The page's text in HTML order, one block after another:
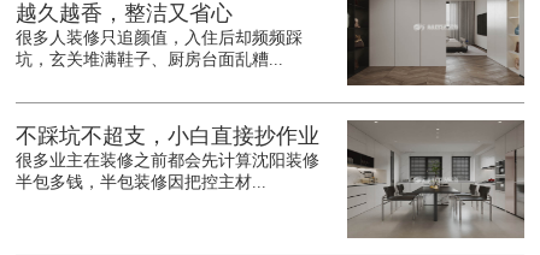
越久越香，整洁又省心
很多人装修只追颜值，入住后却频频踩
坑，玄关堆满鞋子、厨房台面乱糟...
不踩坑不超支，小白直接抄作业
很多业主在装修之前都会先计算沈阳装修
半包多钱，半包装修因把控主材...